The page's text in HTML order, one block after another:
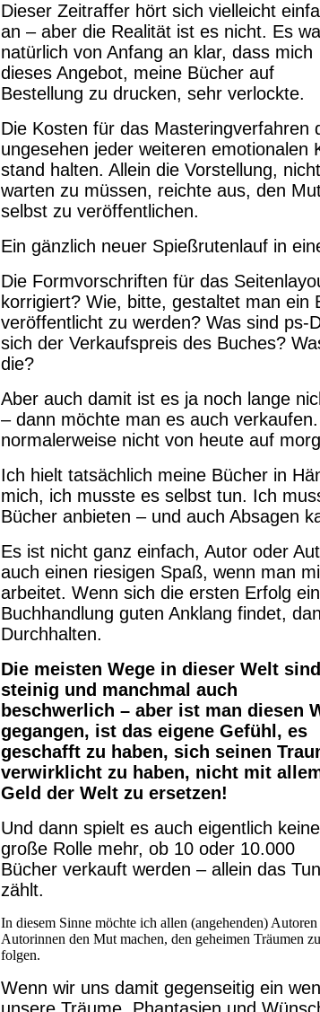
Dieser Zeitraffer hört sich vielleicht
an – aber die Realität ist es nicht. Es
natürlich von Anfang an klar, dass mich
dieses Angebot, meine Bücher auf
Bestellung zu drucken, sehr verlockte.
Die Kosten für das Masteringverfahren
ungesehen jeder weiteren emotionalen
stand halten. Allein die Vorstellung,
warten zu müssen, reichte aus, den
selbst zu veröffentlichen.
Ein gänzlich neuer Spießrutenlauf in
Die Formvorschriften für das
korrigiert? Wie, bitte, gestaltet man ein
veröffentlicht zu werden? Was sind ps-
sich der Verkaufspreis des Buches?
die?
Aber auch damit ist es ja noch lange
– dann möchte man es auch
normalerweise nicht von heute auf
Ich hielt tatsächlich meine Bücher in
mich, ich musste es selbst tun. Ich
Bücher anbieten – und auch Absagen
Es ist nicht ganz einfach, Autor oder
auch einen riesigen Spaß, wenn man
arbeitet. Wenn sich die ersten Erfolg
Buchhandlung guten Anklang findet,
Durchhalten.
Die meisten Wege in dieser Welt sind
steinig und manchmal auch
beschwerlich – aber ist man diesen
gegangen, ist das eigene Gefühl, es
geschafft zu haben, sich seinen
verwirklicht zu haben, nicht mit
Geld der Welt zu ersetzen!
Und dann spielt es auch eigentlich keine
große Rolle mehr, ob 10 oder 10.000
Bücher verkauft werden – allein das Tun
zählt.
In diesem Sinne möchte ich allen (angehenden) Autoren
Autorinnen den Mut machen, den geheimen Träumen zu
folgen.
Wenn wir uns damit gegenseitig ein